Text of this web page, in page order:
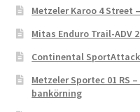
Metzeler Karoo 4 Street
Mitas Enduro Trail-ADV
Continental
Metzeler Sportec 01 RS
bankörning